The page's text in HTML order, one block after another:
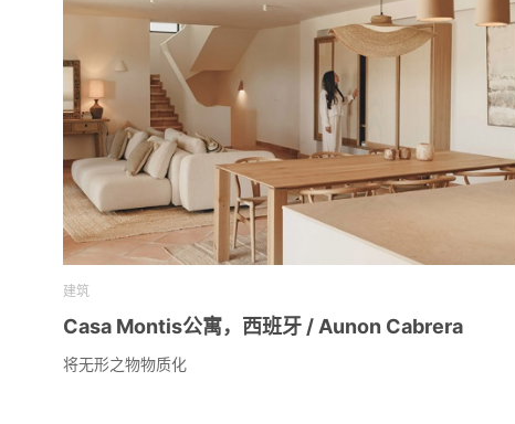
建筑
Casa Montis公寓，西班牙 / Aunon Cabrera
将无形之物物质化